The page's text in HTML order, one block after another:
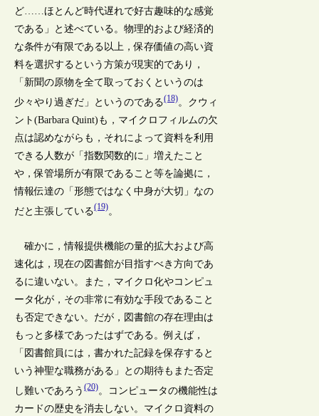
ど……ほとんど時代遅れで好古趣味的な感覚
である」と述べている。物理的および経済的
な条件が有限である以上，保存価値の高い資
料を選択するという方策が現実的であり，
「新聞の原物を全て取っておくというのは
少々やり過ぎだ」というのである(18)。クウィ
ント(Barbara Quint)も，マイクロフィルムの欠
点は認めながらも，それによって資料を利用
できる人数が「指数関数的に」増えたこと
や，保管場所が有限であること等を論拠に，
情報伝達の「形態ではなく中身が大切」なの
だと主張している(19)。
確かに，情報提供機能の量的拡大および高
速化は，現在の図書館が目指すべき方向であ
るに違いない。また，マイクロ化やコンピュ
ータ化が，その非常に有効な手段であること
も否定できない。だが，図書館の存在理由は
もっと多様であったはずである。例えば，
「図書館員には，書かれた記録を保存すると
いう神聖な職務がある」との期待もまた否定
し難いであろう(20)。コンピュータの機能性は
カードの歴史を消去しない。マイクロ資料の